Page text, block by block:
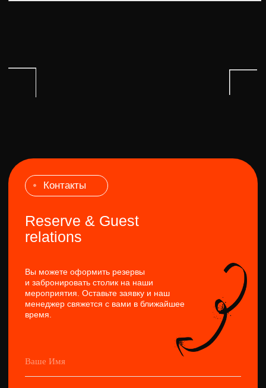
Предстоящие ивенты
О бренде
+7 (909) 992-21-95
Прошедшие ивенты
VK
Правила возврата билетов
Tg Wa
Почта для связи
PROJECT.ATELIER@YANDEX.RU